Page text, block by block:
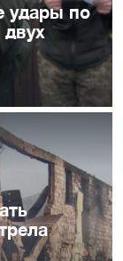
удары по